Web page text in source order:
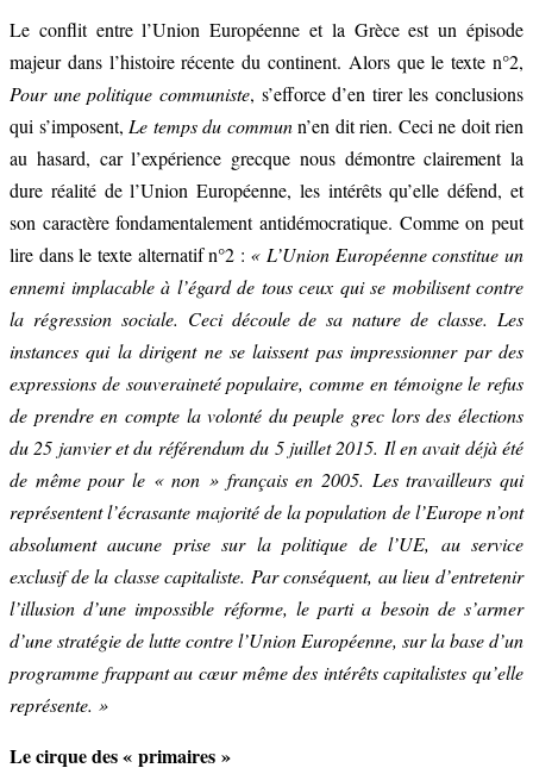
Le conflit entre l’Union Européenne et la Grèce est un épisode
majeur dans l’histoire récente du continent. Alors que le texte n°2,
Pour une politique communiste, s’efforce d’en tirer les conclusions
qui s’imposent, Le temps du communn’en dit rien. Ceci ne doit rien
au hasard, car l’expérience grecque nous démontre clairement la
dure réalité de l’Union Européenne, les intérêts qu’elle défend, et
son caractère fondamentalement antidémocratique. Comme on peut
lire dans le texte alternatif n°2 : « L’Union Européenne constitue un
ennemi implacable à l’égard de tous ceux qui se mobilisent contre
la régression sociale. Ceci découle de sa nature de classe. Les
instances qui la dirigent ne se laissent pas impressionner par des
expressions de souveraineté populaire, comme en témoigne le refus
de prendre en compte la volonté du peuple grec lors des élections
du 25 janvier et du référendum du 5 juillet 2015. Il en avait déjà été
de même pour le « non » français en 2005. Les travailleurs qui
représentent l’écrasante majorité de la population de l’Europe n’ont
absolument aucune prise sur la politique de l’UE, au service
exclusif de la classe capitaliste. Par conséquent, au lieu d’entretenir
l’illusion d’une impossible réforme, le parti a besoin de s’armer
d’une stratégie de lutte contre l’Union Européenne, sur la base d’un
programme frappant au cœur même des intérêts capitalistes qu’elle
représente. »
Le cirque des « primaires »